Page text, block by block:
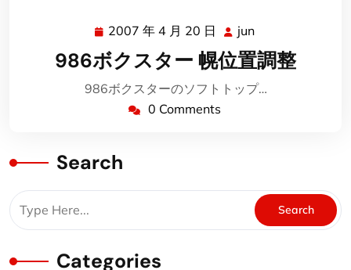
2007 年 4 月 20 日 2007
年
4
月
20
jun
986ボクスター 幌位置調整
986ボクスターのソフトトップ…
0 Comments
Search
Categories